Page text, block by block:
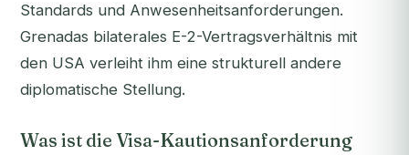
Standards und Anwesenheitsanforderungen.
Grenadas bilaterales E-2-Vertragsverhältnis mit
den USA verleiht ihm eine strukturell andere
diplomatische Stellung.
Was ist die Visa-Kautionsanforderung